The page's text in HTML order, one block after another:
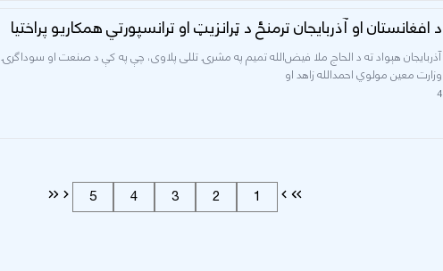
د افغانستان او آذربایجان ترمنځ د ټرانزیټ او ترانسپورتي همکاریو پراختیا
آذربایجان هېواد ته د الحاج ملا فیض‌الله تمیم په مشرۍ تللی پلاوی، چې په کې د صنعت او سوداګرۍ
وزارت معین مولوي احمدالله زاهد او
4
1
2
3
4
5